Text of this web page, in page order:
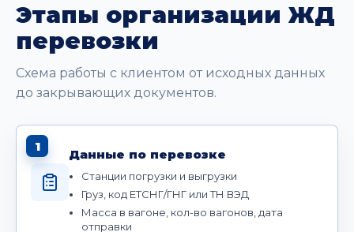
Этапы организации ЖД
перевозки
Схема работы с клиентом от исходных данных
до закрывающих документов.
1
Данные по перевозке
Станции погрузки и выгрузки
Груз, код ЕТСНГ/ГНГ или ТН ВЭД
Масса в вагоне, кол-во вагонов, дата
отправки